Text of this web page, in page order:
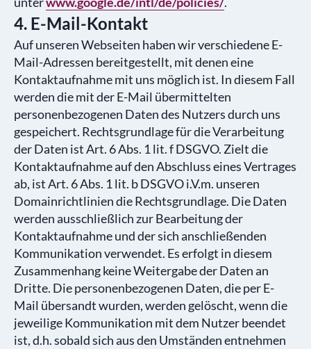
4. E-Mail-Kontakt
Auf unseren Webseiten haben wir verschiedene E-
Mail-Adressen bereitgestellt, mit denen eine
Kontaktaufnahme mit uns möglich ist. In diesem Fall
werden die mit der E-Mail übermittelten
personenbezogenen Daten des Nutzers durch uns
gespeichert. Rechtsgrundlage für die Verarbeitung
der Daten ist Art. 6 Abs. 1 lit. f DSGVO. Zielt die
Kontaktaufnahme auf den Abschluss eines Vertrages
ab, ist Art. 6 Abs. 1 lit. b DSGVO i.V.m. unseren
Domainrichtlinien die Rechtsgrundlage. Die Daten
werden ausschließlich zur Bearbeitung der
Kontaktaufnahme und der sich anschließenden
Kommunikation verwendet. Es erfolgt in diesem
Zusammenhang keine Weitergabe der Daten an
Dritte. Die personenbezogenen Daten, die per E-
Mail übersandt wurden, werden gelöscht, wenn die
jeweilige Kommunikation mit dem Nutzer beendet
ist, d.h. sobald sich aus den Umständen entnehmen